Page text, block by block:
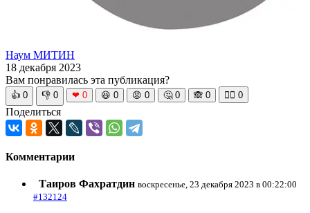
Наум МИТИН
18 декабря 2023
Вам понравилась эта публикация?
👍 0 👎 0 ❤ 0 😆 0 😡 0 🤔 0 🙈 0 🧘‍♀️ 0
Поделиться
Комментарии
Таиров Фахратдин воскресенье, 23 декабря 2023 в 00:22:00
#132124